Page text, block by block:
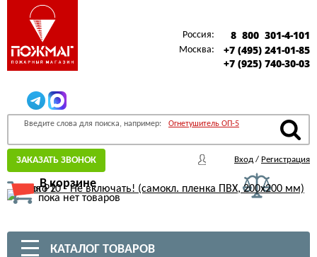
Россия: 8 800 301-4-101
Москва:
+7 (495) 241-01-85
+7 (925) 740-30-03
Введите слова для поиска, например: Огнетушитель ОП-5
ЗАКАЗАТЬ ЗВОНОК Вход / Регистрация
В корзине
пока нет товаров
КАТАЛОГ ТОВАРОВ